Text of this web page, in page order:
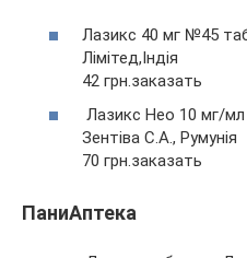
Лазикс 40 мг №45
Лімітед,Індія
42 грн.заказать
Лазикс Нео 10 мг/
Зентіва С.А., Румунія
70 грн.заказать
ПаниАптека